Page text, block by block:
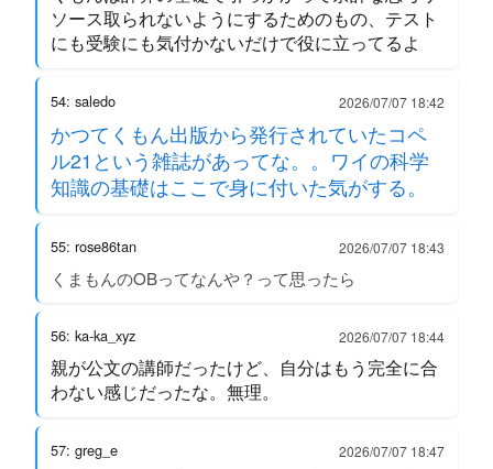
ソース取られないようにするためのもの、テスト
にも受験にも気付かないだけで役に立ってるよ
54: saledo 2026/07/07 18:42
かつてくもん出版から発行されていたコペ
ル21という雑誌があってな。。ワイの科学
知識の基礎はここで身に付いた気がする。
55: rose86tan 2026/07/07 18:43
くまもんのOBってなんや？って思ったら
56: ka-ka_xyz 2026/07/07 18:44
親が公文の講師だったけど、自分はもう完全に合
わない感じだったな。無理。
57: greg_e 2026/07/07 18:47